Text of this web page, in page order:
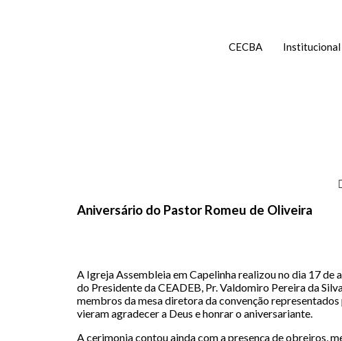
CECBA Institucional
Aniversário do Pastor Romeu de Oliveira
A Igreja Assembleia em Capelinha realizou no dia 17
do Presidente da CEADEB, Pr. Valdomiro Pereira da
membros da mesa diretora da convenção
vieram agradecer a Deus e honrar o aniversariante.
A cerimonia contou ainda com a presença de obreiros,